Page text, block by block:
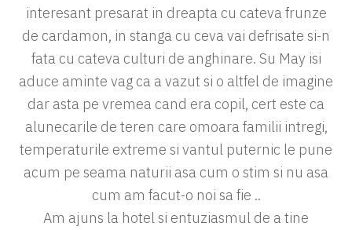
interesant presarat in dreapta cu cateva frunze
de cardamon, in stanga cu ceva vai defrisate si-n
fata cu cateva culturi de anghinare. Su May isi
aduce aminte vag ca a vazut si o altfel de imagine
dar asta pe vremea cand era copil, cert este ca
alunecarile de teren care omoara familii intregi,
temperaturile extreme si vantul puternic le pune
acum pe seama naturii asa cum o stim si nu asa
cum am facut-o noi sa fie ..
Am ajuns la hotel si entuziasmul de a tine